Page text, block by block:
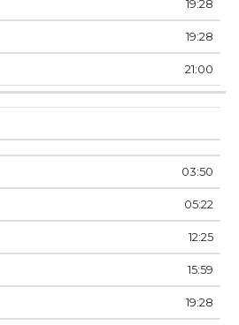
19:28
19:28
21:00
03:50
05:22
12:25
15:59
19:28